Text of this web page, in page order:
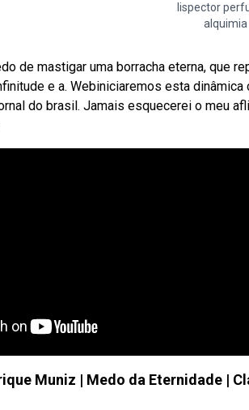
lispector
alquimia
de mastigar uma borracha eterna, que
e a. Webiniciaremos esta
do brasil. Jamais esquecerei o meu
Muniz | Medo da Eternidade |